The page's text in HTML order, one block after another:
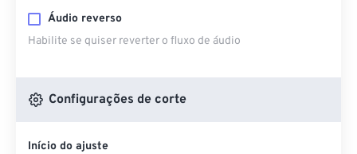
Áudio reverso
Habilite se quiser reverter o fluxo de áudio
Configurações de corte
Início do ajuste